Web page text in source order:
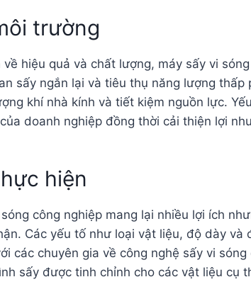
trường
về hiệu quả và chất lượng, máy sấy vi
sấy ngắn lại và tiêu thụ năng lượng
khí nhà kính và tiết kiệm nguồn lực.
doanh nghiệp đồng thời cải thiện lợi
hiện
công nghiệp mang lại nhiều lợi ích
Các yếu tố như loại vật liệu, độ dày
các chuyên gia về công nghệ sấy vi
sấy được tinh chỉnh cho các vật liệu cụ